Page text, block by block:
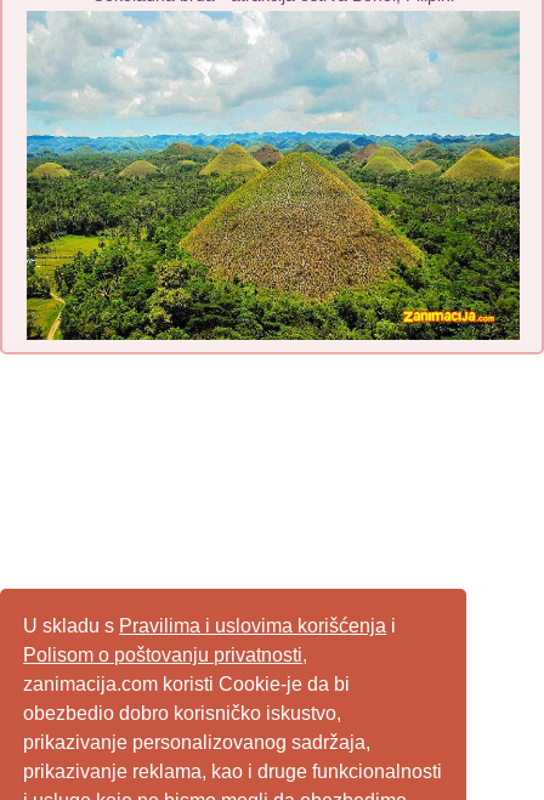
U skladu s Pravilima i uslovima korišćenja i
Polisom o poštovanju privatnosti,
zanimacija.com koristi Cookie-je da bi
obezbedio dobro korisničko iskustvo,
prikazivanje personalizovanog sadržaja,
prikazivanje reklama, kao i druge funkcionalnosti